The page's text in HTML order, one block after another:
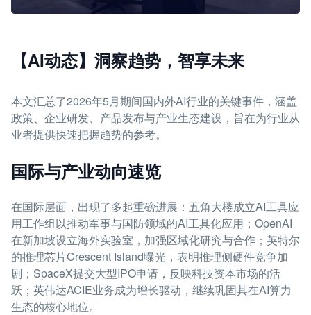
【AI动态】洞察趋势，智享未来
本文汇总了2026年5月期间国内外AI行业的关键事件，涵盖
政策、企业研发、产品发布与产业生态建设，旨在为行业从
业者提供快速把握趋势的参考。
国际与产业动向速览
在国际层面，出现了多起重磅进展：五角大楼成立AI工具应
用工作组以推动军事与国防领域的AI工具化应用；OpenAI
在新加坡设立海外实验室，加强区域化研究与合作；英特尔
的推理芯片Crescent Island曝光，表明推理侧硬件竞争加
剧；SpaceX提交大型IPO申请，反映科技资本市场的活
跃；英伟达ACIE业务成为增长驱动，继续巩固其在AI算力
生态的核心地位。